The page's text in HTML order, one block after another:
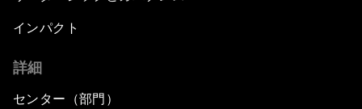
インパクト
詳細
センター（部門）